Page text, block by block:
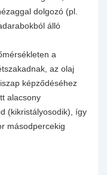
dolgozó (pl.
álló
a
az olaj
képződéséhez
alacsony
(kikristályosodik), így
másodpercekig